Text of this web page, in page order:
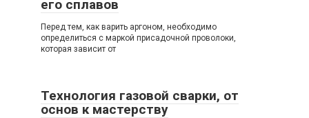
его сплавов
Перед тем, как варить аргоном, необходимо
определиться с маркой присадочной проволоки,
которая зависит от
Технология газовой сварки, от
основ к мастерству